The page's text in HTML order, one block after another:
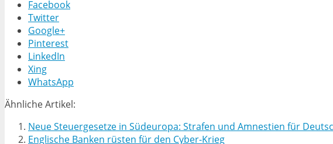
Facebook
Twitter
Google+
Pinterest
LinkedIn
Xing
WhatsApp
Ähnliche Artikel:
Neue Steuergesetze in Südeuropa: Strafen und Amnestien für
Englische Banken rüsten für den Cyber-Krieg